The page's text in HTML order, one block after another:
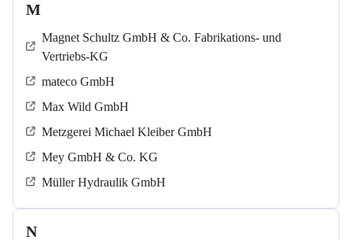
M
Magnet Schultz GmbH & Co. Fabrikations- und
Vertriebs-KG
mateco GmbH
Max Wild GmbH
Metzgerei Michael Kleiber GmbH
Mey GmbH & Co. KG
Müller Hydraulik GmbH
N